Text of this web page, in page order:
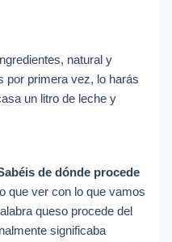
natural y
por primera vez, lo harás
un litro de leche y
de dónde procede
que ver con lo que vamos
queso procede del
significaba